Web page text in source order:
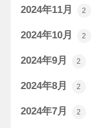
2024年11月 2
2024年10月 2
2024年9月 2
2024年8月 2
2024年7月 2